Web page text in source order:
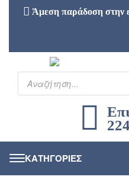
Άμεση παράδοση στην